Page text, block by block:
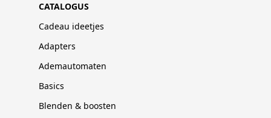
CATALOGUS
Cadeau ideetjes
Adapters
Ademautomaten
Basics
Blenden & boosten